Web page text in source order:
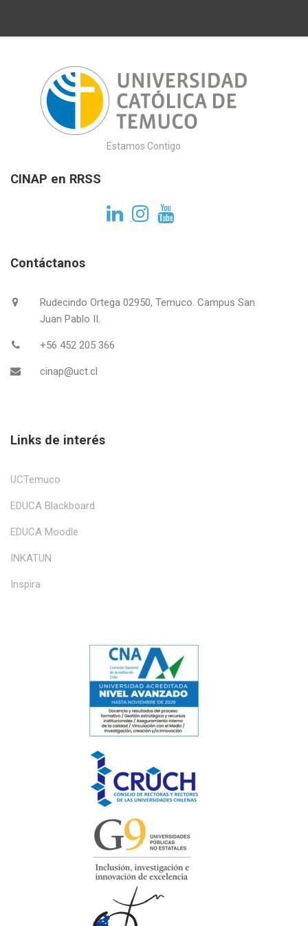
Estamos Contigo
CINAP en RRSS
Contáctanos
Rudecindo Ortega 02950, Temuco. Campus San
Juan Pablo II.
+56 452 205 366
cinap@uct.cl
Links de interés
UCTemuco
EDUCA Blackboard
EDUCA Moodle
INKATUN
Inspira